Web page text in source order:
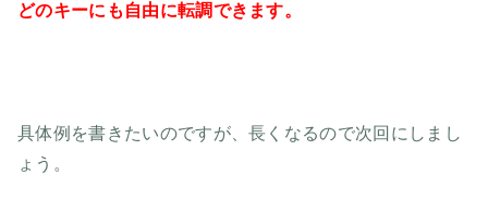
どのキーにも自由に転調できます。
具体例を書きたいのですが、長くなるので次回にしまし
ょう。